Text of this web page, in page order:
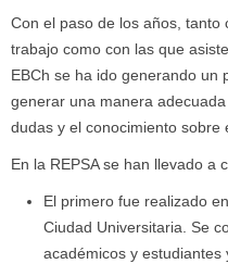
Con el paso de los años, tanto
trabajo como con las que
EBCh se ha ido generando un
generar una manera
dudas y el conocimiento sobre
En la REPSA se han llevado a
El primero fue realizado
Ciudad Universitaria. Se
académicos y estudiantes